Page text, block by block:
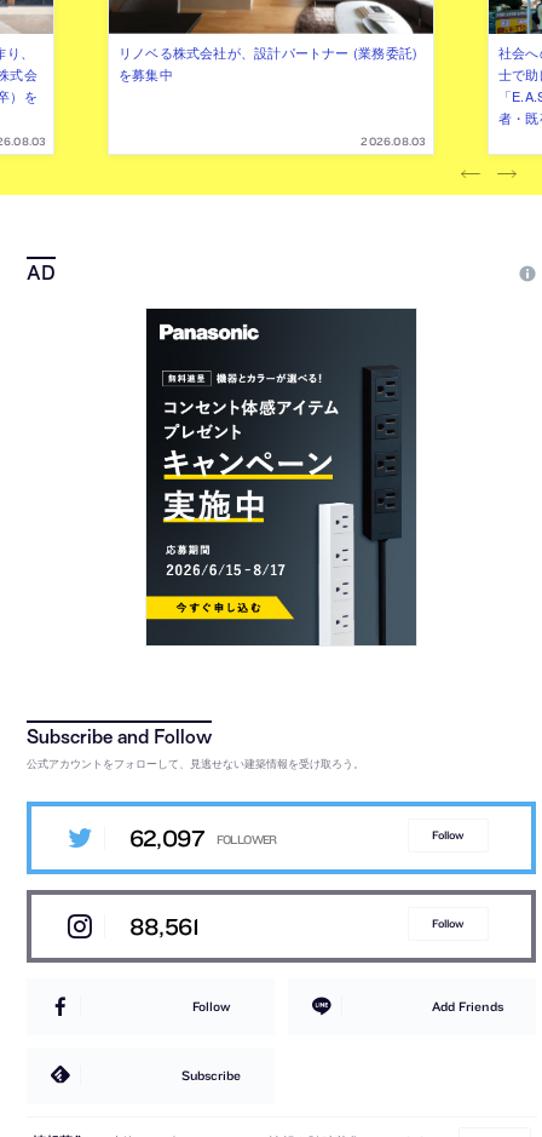
、
式会
）を
リノベる株式会社が、設計パートナー (業務委託)
を募集中
2026.08.03
社会
士で
「
者・
公式アカウントをフォローして、見逃せない建築情報を受け取ろう。
62,097 Follow
88,561 Follow
Follow Add Friends
Subscribe